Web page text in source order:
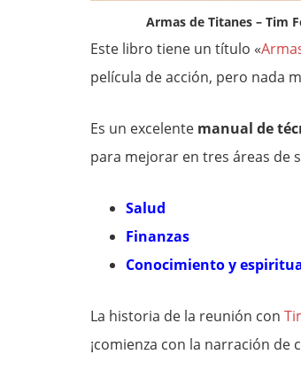
Armas de Titanes – Tim
Este libro tiene un título «
película de acción, pero nada
Es un excelente manual de
para mejorar en tres áreas de
Salud
Finanzas
Conocimiento y
La historia de la reunión con
¡comienza con la narración